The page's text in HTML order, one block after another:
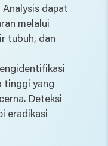
dapat
melalui
tubuh, dan
tinggi yang
Deteksi
eradikasi